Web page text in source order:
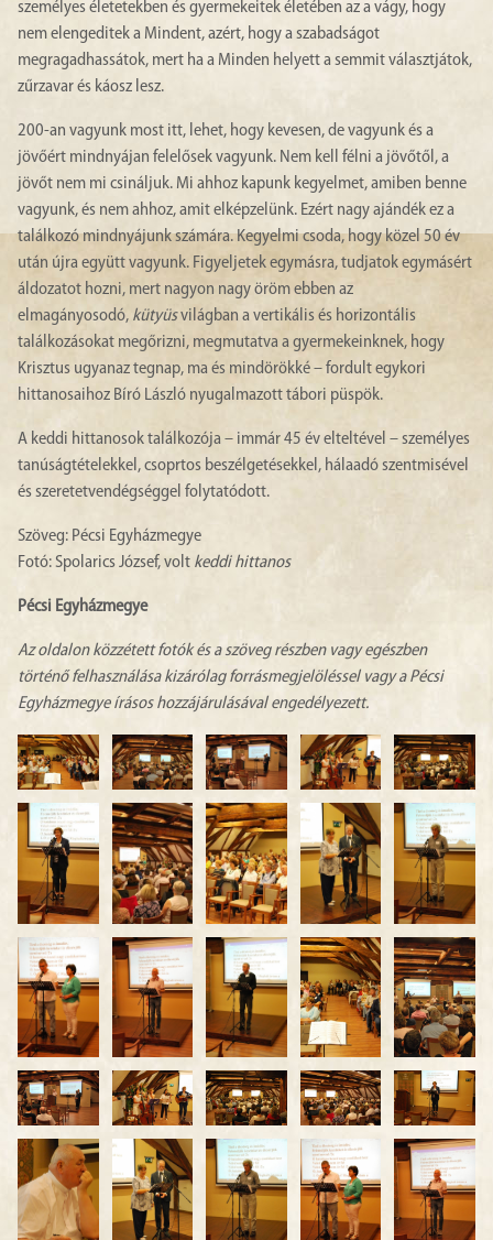
személyes életetekben és gyermekeitek életében az a vágy, hogy
nem elengeditek a Mindent, azért, hogy a szabadságot
megragadhassátok, mert ha a Minden helyett a semmit választjátok,
zűrzavar és káosz lesz.
200-an vagyunk most itt, lehet, hogy kevesen, de vagyunk és a
jövőért mindnyájan felelősek vagyunk. Nem kell félni a jövőtől, a
jövőt nem mi csináljuk. Mi ahhoz kapunk kegyelmet, amiben benne
vagyunk, és nem ahhoz, amit elképzelünk. Ezért nagy ajándék ez a
találkozó mindnyájunk számára. Kegyelmi csoda, hogy közel 50 év
után újra együtt vagyunk. Figyeljetek egymásra, tudjatok egymásért
áldozatot hozni, mert nagyon nagy öröm ebben az
elmagányosodó, kütyüsvilágban a vertikális és horizontális
találkozásokat megőrizni, megmutatva a gyermekeinknek, hogy
Krisztus ugyanaz tegnap, ma és mindörökké – fordult egykori
hittanosaihoz Bíró László nyugalmazott tábori püspök.
A keddi hittanosok találkozója – immár 45 év elteltével – személyes
tanúságtételekkel, csoprtos beszélgetésekkel, hálaadó szentmisével
és szeretetvendégséggel folytatódott.
Szöveg: Pécsi Egyházmegye
Fotó: Spolarics József, volt keddi hittanos
Pécsi Egyházmegye
Az oldalon közzétett fotók és a szöveg részben vagy egészben
történő felhasználása kizárólag forrásmegjelöléssel vagy a Pécsi
Egyházmegye írásos hozzájárulásával engedélyezett.